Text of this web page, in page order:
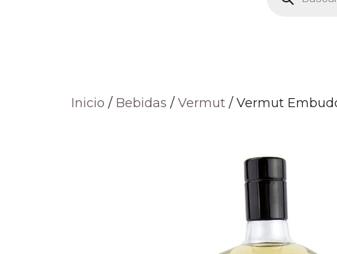
productos
Inicio / Bebidas / Vermut / Vermut